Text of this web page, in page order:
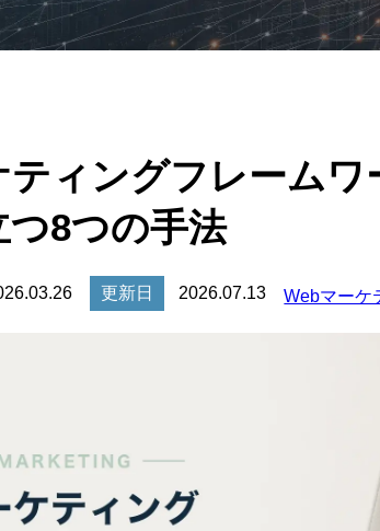
ティングフレーム
つ8つの手法
更新日 2026.07.13 Webマーケ